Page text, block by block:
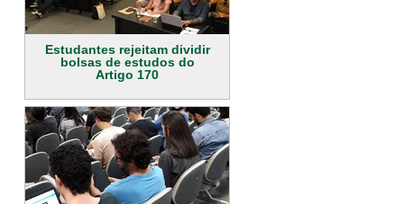
Estudantes rejeitam dividir
bolsas de estudos do
Artigo 170